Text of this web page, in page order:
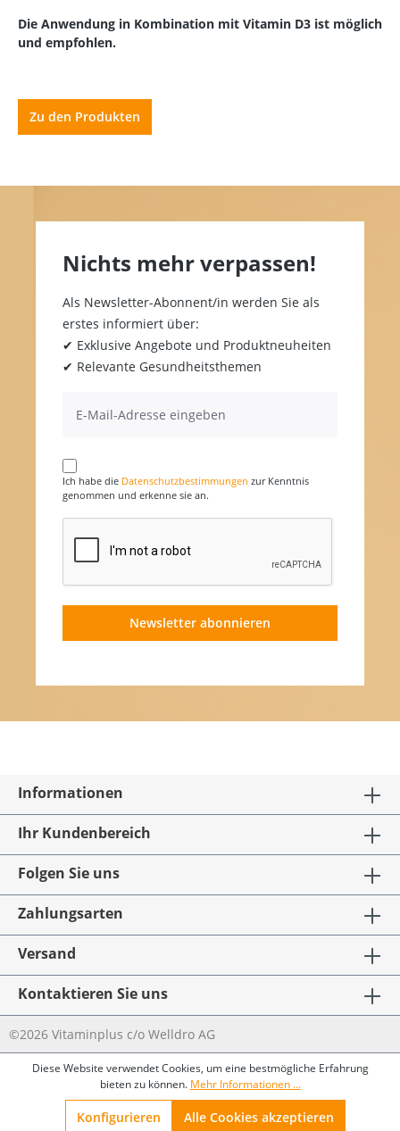
Die Anwendung in Kombination mit Vitamin D3 ist möglich
und empfohlen.
Zu den Produkten
Nichts mehr verpassen!
Als Newsletter-Abonnent/in werden Sie als
erstes informiert über:
✔ Exklusive Angebote und Produktneuheiten
✔ Relevante Gesundheitsthemen
Ich habe die Datenschutzbestimmungen zur Kenntnis
genommen und erkenne sie an.
Newsletter abonnieren
Informationen
Ihr Kundenbereich
Folgen Sie uns
Zahlungsarten
Versand
Kontaktieren Sie uns
©2026 Vitaminplus c/o Welldro AG
Diese Website verwendet Cookies, um eine bestmögliche Erfahrung
bieten zu können. Mehr Informationen ...
Konfigurieren Alle Cookies akzeptieren